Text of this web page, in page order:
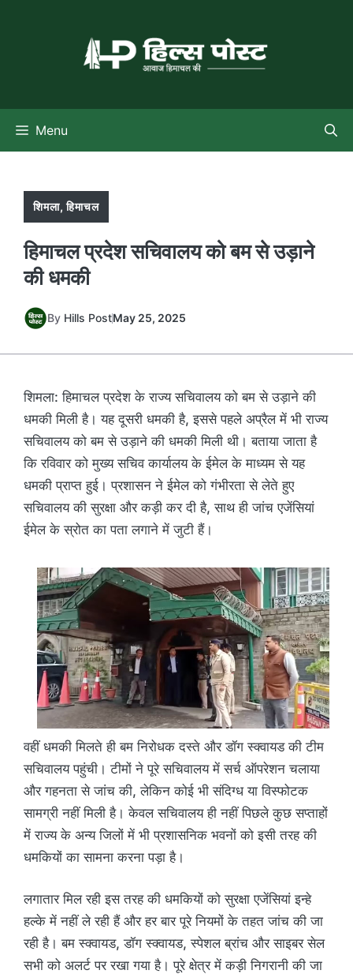
Menu
शिमला,हिमाचल
हिमाचल प्रदेश सचिवालय को बम से उड़ाने
की धमकी
By Hills PostMay 25, 2025
शिमला: हिमाचल प्रदेश के राज्य सचिवालय को बम से उड़ाने की
धमकी मिली है। यह दूसरी धमकी है, इससे पहले अप्रैल में भी राज्य
सचिवालय को बम से उड़ाने की धमकी मिली थी। बताया जाता है
कि रविवार को मुख्य सचिव कार्यालय के ईमेल के माध्यम से यह
धमकी प्राप्त हुई। प्रशासन ने ईमेल को गंभीरता से लेते हुए
सचिवालय की सुरक्षा और कड़ी कर दी है, साथ ही जांच एजेंसियां
ईमेल के स्रोत का पता लगाने में जुटी हैं।
वहीं धमकी मिलते ही बम निरोधक दस्ते और डॉग स्क्वायड की टीम
सचिवालय पहुंची। टीमों ने पूरे सचिवालय में सर्च ऑपरेशन चलाया
और गहनता से जांच की, लेकिन कोई भी संदिग्ध या विस्फोटक
सामग्री नहीं मिली है। केवल सचिवालय ही नहीं पिछले कुछ सप्ताहों
में राज्य के अन्य जिलों में भी प्रशासनिक भवनों को इसी तरह की
धमकियों का सामना करना पड़ा है।
लगातार मिल रही इस तरह की धमकियों को सुरक्षा एजेंसियां इन्हे
हल्के में नहीं ले रही हैं और हर बार पूरे नियमों के तहत जांच की जा
रही है। बम स्क्वायड, डॉग स्क्वायड, स्पेशल ब्रांच और साइबर सेल
सभी को अलर्ट पर रखा गया है। पूरे क्षेत्र में कड़ी निगरानी की जा